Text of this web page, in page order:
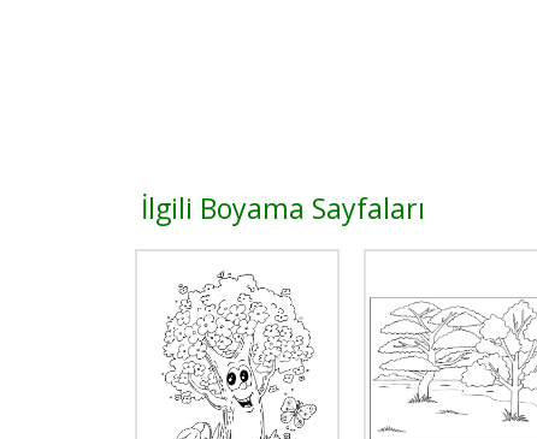
İlgili Boyama Sayfaları